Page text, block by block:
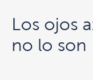
Los ojos
no lo son